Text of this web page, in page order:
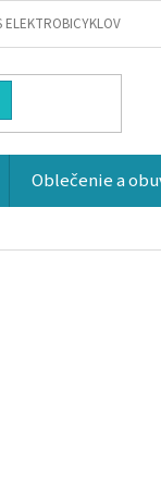
ELEKTROBICYKLOV
Oblečenie a